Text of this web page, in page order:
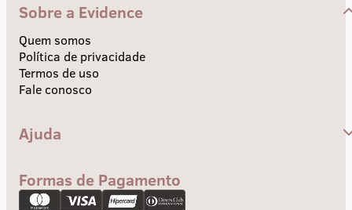
Sobre a Evidence
Quem somos
Política de privacidade
Termos de uso
Fale conosco
Ajuda
Troca e devolução
Pagamento
Formas de Pagamento